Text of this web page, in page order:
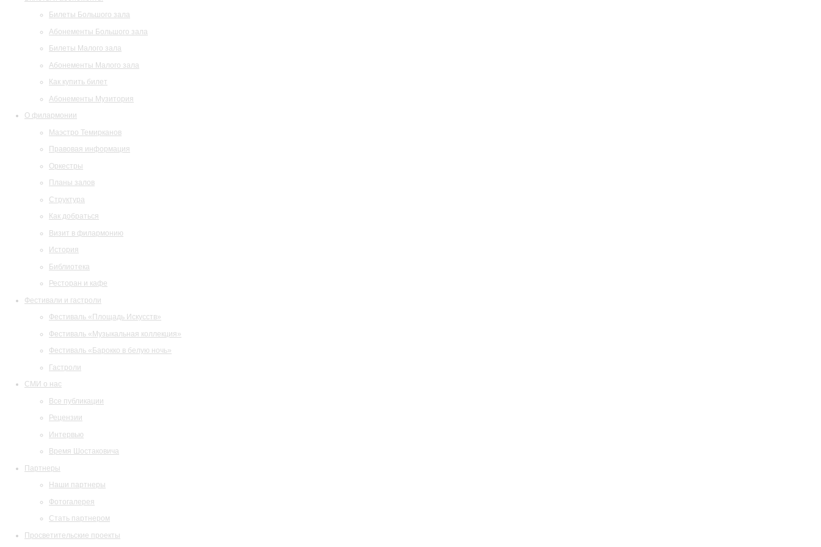
Билеты Большого зала
Абонементы Большого зала
Билеты Малого зала
Абонементы Малого зала
Как купить билет
Абонементы Музитория
О филармонии
Маэстро Темирканов
Правовая информация
Оркестры
Планы залов
Структура
Как добраться
Визит в филармонию
История
Библиотека
Ресторан и кафе
Фестивали и гастроли
Фестиваль «Площадь Искусств»
Фестиваль «Музыкальная коллекция»
Фестиваль «Барокко в белую ночь»
Гастроли
СМИ о нас
Все публикации
Рецензии
Интервью
Время Шостаковича
Партнеры
Наши партнеры
Фотогалерея
Стать партнером
Просветительские проекты